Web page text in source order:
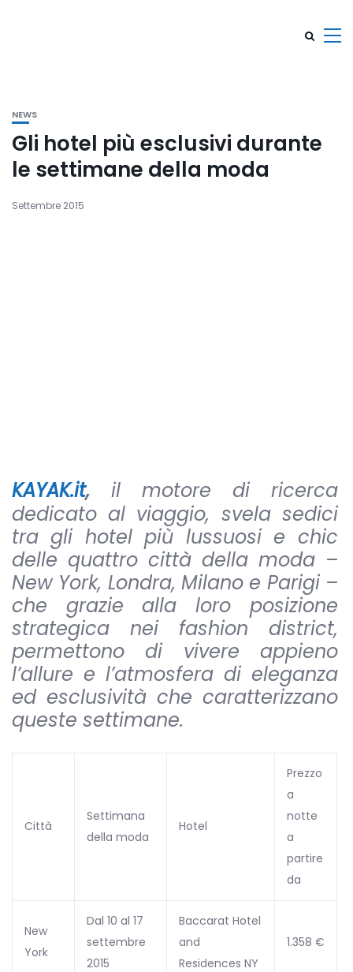
NEWS
Gli hotel più esclusivi durante
le settimane della moda
Settembre 2015
KAYAK.it, il motore di ricerca
dedicato al viaggio, svela sedici
tra gli hotel più lussuosi e chic
delle quattro città della moda –
New York, Londra, Milano e Parigi –
che grazie alla loro posizione
strategica nei fashion district,
permettono di vivere appieno
l’allure e l’atmosfera di eleganza
ed esclusività che caratterizzano
queste settimane.
Città
Settimana
della moda
Hotel
Prezzo
a
notte
a
partire
da
New
York
Dal 10 al 17
settembre
2015
Baccarat Hotel
and
Residences NY
1.358 €